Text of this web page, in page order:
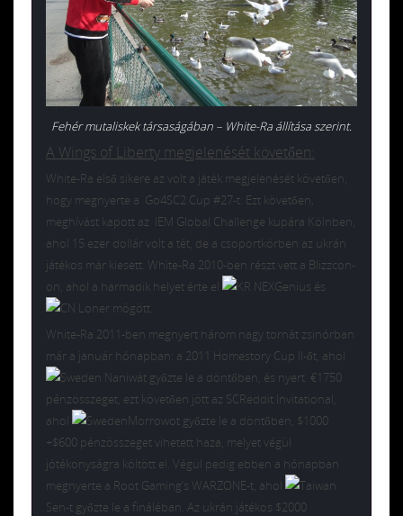
Fehér mutaliskek társaságában – White-Ra állítása szerint.
A Wings of Liberty megjelenését követően:
White-Ra első sikere az volt a játék megjelenését követően,
hogy megnyerte a Go4SC2 Cup #27-t. Ezt követően,
meghívást kapott az IEM Global Challenge kupára Kölnben,
ahol 15 ezer dollár volt a tét, de a csoportkörben az ukrán
játékos már kiesett. White-Ra 2010-ben részt vett a Blizzcon-
on, ahol a harmadik helyet érte el
NEXGenius és
Loner mögött.
White-Ra 2011-ben megnyert három nagy tornát zsinórban
már a január hónapban: a 2011 Homestory Cup II-őt, ahol
Naniwát győzte le a döntőben, és nyert €1750
pénzösszeget, ezt követően jött az SCReddit Invitational,
ahol
Morrowot győzte le a döntőben, $1000
+$600 pénzösszeget vihetett haza, melyet végül
jótékonyságra költött el. Végül pedig ebben a hónapban
megnyerte a Root Gaming’s WARZONE-t, ahol
Sen-t győzte le a fináléban. Az ukrán játékos $2000